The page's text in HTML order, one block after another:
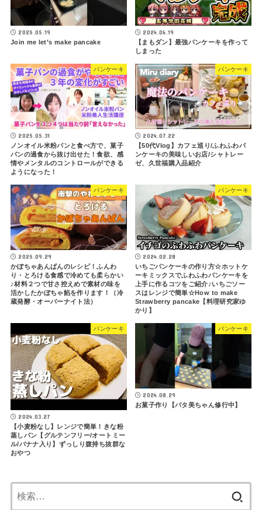
2025.05.19
Join me let’s make pancake
2024.06.19
【まもダン】最強パンケーキを作って
しまった
パンケーキ
2025.05.31
ノンオイル米粉パンと食べ方で、菓子
パンの過食から抜け出せた！食欲、感
情やメンタルのコントロールができる
ようになった！
パンケーキ
2024.07.22
【50代Vlog】カフェ巡り/ふわふわパ
ンケーキの美味しいお店/シャトレー
ゼ、久世福購入品紹介
パンケーキ
2025.09.29
かぼちゃあんぱんのレシピ！ふんわ
り・とろける食感で冷めても柔らかい
♪材料２つで甘さ控えめで素材の味を
活かしたかぼちゃ餡を作ります！（冷
蔵発酵・オーバーナイト法）
パンケーキ
2024.02.28
いちごパンケーキの作り方☆ホットケ
ーキミックスでふわふわパンケーキを
上手に作るコツをご紹介♪いちごソー
スはレンジで簡単☆How to make
Strawberry pancake【料理研究家ゆ
かり】
パンケーキ
2024.03.27
【小麦粉なし】レンジで簡単！きな粉
蒸しパン【グルテンフリー/オートミー
ル/バナナ入り】ずっしり腹持ち抜群な
おやつ
パンケーキ
2024.08.29
お菓子作り【バタ美ちゃん修行中】